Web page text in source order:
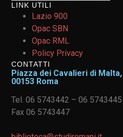
LINK UTILI
Lazio 900
Opac SBN
Opac RML
Policy Privacy
CONTATTI
Piazza dei Cavalieri di
00153 Roma
Tel. 06 5743442 – 06 5743445
Fax 06 5743447